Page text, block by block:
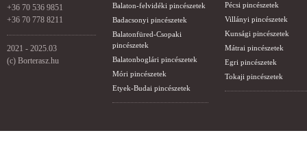
+36 70 536 9851
+36 70 778 8211
2021 - 2025.03
(c) Borterasz.hu
Balaton-felvidéki pincészetek
Badacsonyi pincészetek
Balatonfüred-Csopaki
pincészetek
Balatonboglári pincészetek
Móri pincészetek
Etyek-Budai pincészetek
Pécsi pincészetek
Villányi pincészetek
Kunsági pincészetek
Mátrai pincészetek
Egri pincészetek
Tokaji pincészetek